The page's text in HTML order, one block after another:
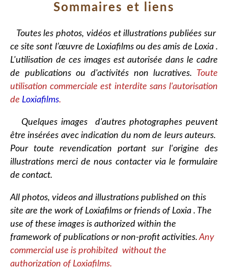
Sommaires et liens
Toutes les photos, vidéos et illustrations publiées sur
ce site sont l’œuvre de Loxiafilms ou des amis de Loxia .
L'utilisation de ces images est autorisée dans le cadre
de publications ou d'activités non lucratives. Toute
utilisation commerciale est interdite sans l'autorisation
de Loxiafilms.
Quelques images d'autres photographes peuvent
être insérées avec indication du nom de leurs auteurs.
Pour toute revendication portant sur l'origine des
illustrations merci de nous contacter via le formulaire
de contact.
All photos, videos and illustrations published on this
site are the work of Loxiafilms or friends of Loxia . The
use of these images is authorized within the
framework of publications or non-profit activities.Any
commercial use is prohibited without the
authorization of Loxiafilms.